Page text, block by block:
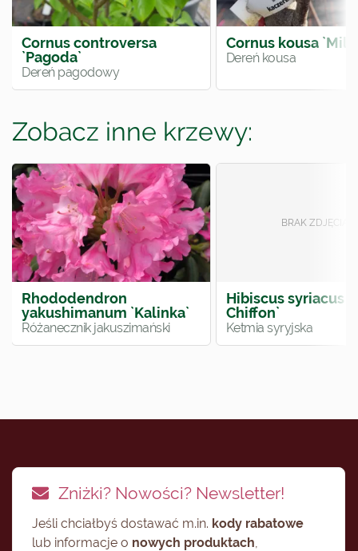
Cornus controversa
`Pagoda`
Dereń pagodowy
Cornus kousa
Dereń kousa
Zobacz inne krzewy:
Rhododendron
yakushimanum `Kalinka`
Różanecznik jakuszimański
Hibiscus syriacus
Chiffon`
Ketmia syryjska
Zniżki? Nowości? Newsletter!
Jeśli chciałbyś dostawać m.in. kody rabatowe
lub informacje o nowych produktach